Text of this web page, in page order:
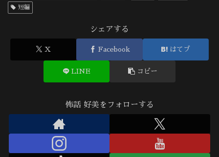
短編
シェアする
X Facebook はてブ
LINE コピー
怖話 好美をフォローする